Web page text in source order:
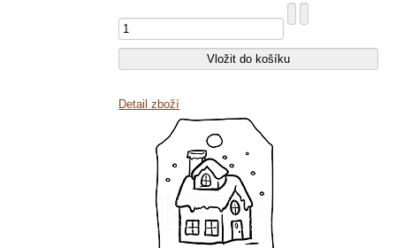
Detail zboží